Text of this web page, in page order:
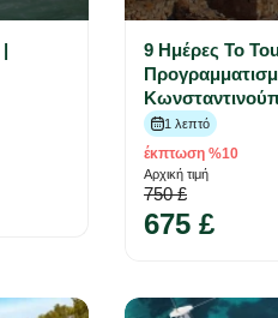
9 Ημέρες Το
1 λεπτό
έκπτωση %10
Αρχική τιμή
750 £
675 £